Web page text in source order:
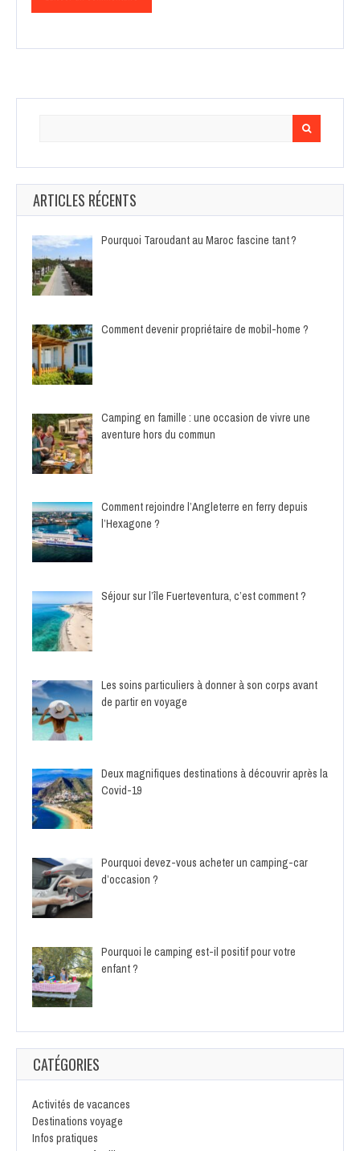
ARTICLES RÉCENTS
Pourquoi Taroudant au Maroc fascine tant ?
Comment devenir propriétaire de mobil-home ?
Camping en famille : une occasion de vivre une
aventure hors du commun
Comment rejoindre l’Angleterre en ferry depuis
l’Hexagone ?
Séjour sur l’île Fuerteventura, c’est comment ?
Les soins particuliers à donner à son corps avant
de partir en voyage
Deux magnifiques destinations à découvrir après la
Covid-19
Pourquoi devez-vous acheter un camping-car
d’occasion ?
Pourquoi le camping est-il positif pour votre
enfant ?
CATÉGORIES
Activités de vacances
Destinations voyage
Infos pratiques